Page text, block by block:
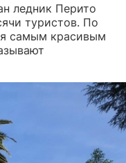
ледник Перито
туристов. По
самым красивым